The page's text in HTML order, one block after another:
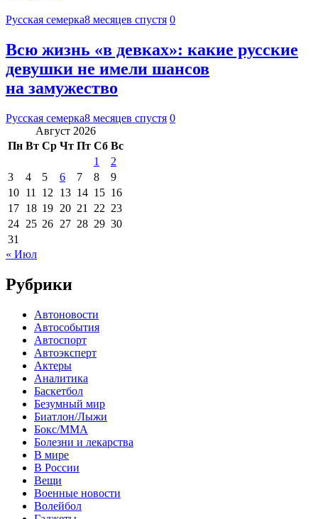
Русская семерка8 месяцев спустя 0
Всю жизнь «в девках»: какие русские
девушки не имели шансов
на замужество
Русская семерка8 месяцев спустя 0
Август 2026
Пн Вт Ср Чт Пт Сб Вс
1
2
3
4 5 6 7 8
9
10 11 12 13 14 15 16
17 18 19 20 21 22 23
24 25 26 27 28 29 30
31
« Июл
Рубрики
Автоновости
Автособытия
Автоспорт
Автоэксперт
Актеры
Аналитика
Баскетбол
Безумный мир
Биатлон/Лыжи
Бокс/MMA
Болезни и лекарства
В мире
В России
Вещи
Военные новости
Волейбол